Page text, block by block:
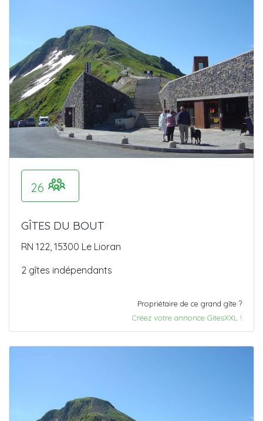
26
GÎTES DU BOUT
RN 122, 15300 Le Lioran
2 gîtes indépendants
Propriétaire de ce grand gîte ?
Créez votre annonce GitesXXL !